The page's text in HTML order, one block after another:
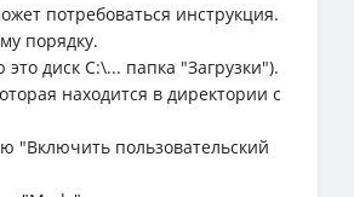
потребоваться инструкция.
порядку.
диск C:\... папка "Загрузки").
находится в директории с
"Включить пользовательский